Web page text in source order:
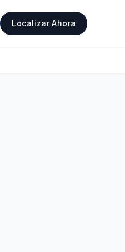
Localizar Ahora